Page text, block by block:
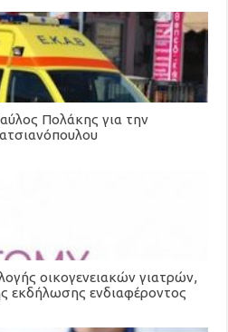
Πολάκης για την
οικογενειακών γιατρών,
εκδήλωσης ενδιαφέροντος
Μονάδων Υγείας